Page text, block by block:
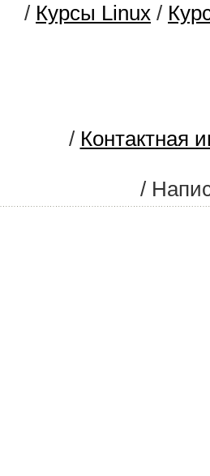
/ Курсы Linux /
/ Контактная
/